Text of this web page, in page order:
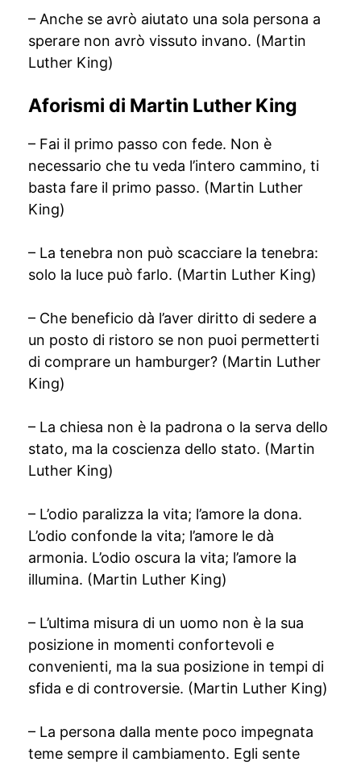
– Anche se avrò aiutato una sola persona a
sperare non avrò vissuto invano. (Martin
Luther King)
Aforismi di Martin Luther King
– Fai il primo passo con fede. Non è
necessario che tu veda l’intero cammino, ti
basta fare il primo passo. (Martin Luther
King)
– La tenebra non può scacciare la tenebra:
solo la luce può farlo. (Martin Luther King)
– Che beneficio dà l’aver diritto di sedere a
un posto di ristoro se non puoi permetterti
di comprare un hamburger? (Martin Luther
King)
– La chiesa non è la padrona o la serva dello
stato, ma la coscienza dello stato. (Martin
Luther King)
– L’odio paralizza la vita; l’amore la dona.
L’odio confonde la vita; l’amore le dà
armonia. L’odio oscura la vita; l’amore la
illumina. (Martin Luther King)
– L’ultima misura di un uomo non è la sua
posizione in momenti confortevoli e
convenienti, ma la sua posizione in tempi di
sfida e di controversie. (Martin Luther King)
– La persona dalla mente poco impegnata
teme sempre il cambiamento. Egli sente